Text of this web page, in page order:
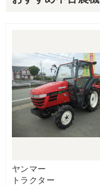
ヤンマー
トラクター